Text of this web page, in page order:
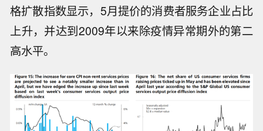
格扩散指数显示，5月提价的消费者服务企业占比
上升，并达到2009年以来除疫情异常期外的第二
高水平。